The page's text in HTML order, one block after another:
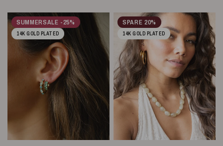
SUMMERSALE -25%
14K GOLD PLATED
SPARE 20%
14K GOLD PLATED